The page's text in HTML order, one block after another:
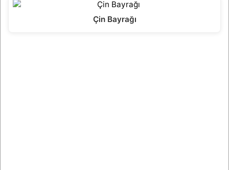
Çin Bayrağı